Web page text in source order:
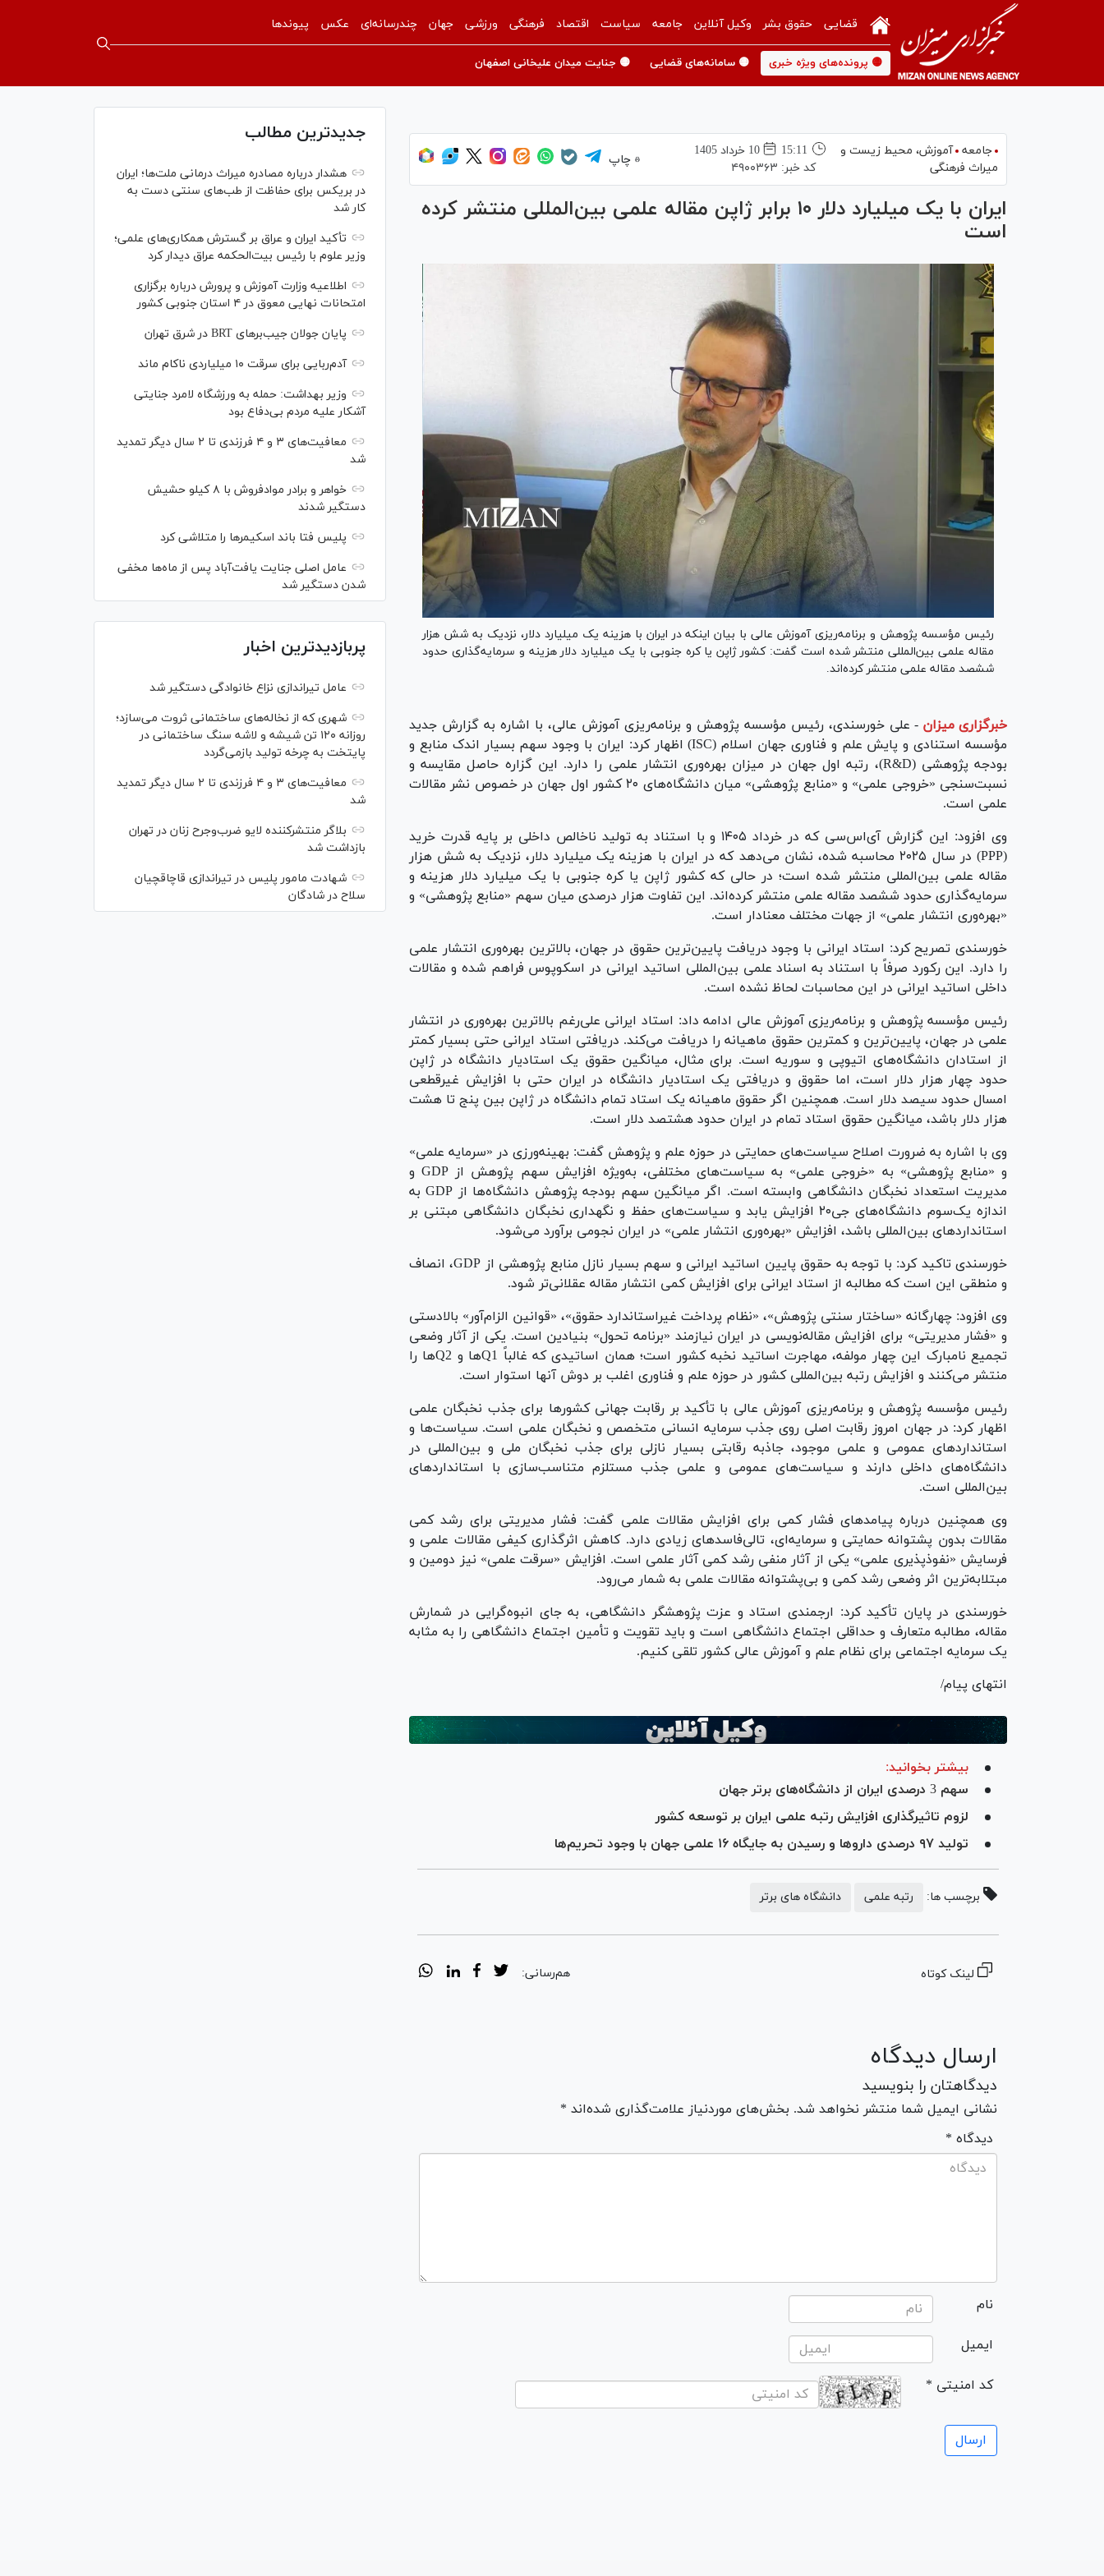
قضایی حقوق بشر وکیل آنلاین جامعه سیاست اقتصاد فرهنگی ورزشی جهان چندرسانه‌ای عکس پیوندها
🟡 پرونده‌های ویژه خبری 🟡 سامانه‌های قضایی 🟡 جنایت میدان علیخانی اصفهان
جامعه آموزش،‌ محیط زیست و
میراث فرهنگی
15:11
10 خرداد 1405
کد خبر: ۴۹۰۰۳۶۳
چاپ
ایران با یک میلیارد دلار ۱۰ برابر ژاپن مقاله علمی بین‌المللی منتشر کرده
است
رئیس مؤسسه پژوهش و برنامه‌ریزی آموزش عالی با بیان اینکه در ایران با هزینه یک میلیارد دلار، نزدیک به شش هزار
مقاله علمی بین‌المللی منتشر شده است گفت: کشور ژاپن یا کره جنوبی با یک میلیارد دلار هزینه و سرمایه‌گذاری حدود
ششصد مقاله علمی منتشر کرده‌اند.
خبرگزاری میزان - علی خورسندی، رئیس مؤسسه پژوهش و برنامه‌ریزی آموزش عالی، با اشاره به گزارش جدید
مؤسسه استنادی و پایش علم و فناوری جهان اسلام (ISC) اظهار کرد: ایران با وجود سهم بسیار اندک منابع و
بودجه پژوهشی (R&D)، رتبه اول جهان در میزان بهره‌وری انتشار علمی را دارد. این گزاره حاصل مقایسه و
نسبت‌سنجی «خروجی علمی» و «منابع پژوهشی» میان دانشگاه‌های ۲۰ کشور اول جهان در خصوص نشر مقالات
علمی است.
وی افزود: این گزارش آی‌اس‌سی که در خرداد ۱۴۰۵ و با استناد به تولید ناخالص داخلی بر پایه قدرت خرید
(PPP) در سال ۲۰۲۵ محاسبه شده، نشان می‌دهد که در ایران با هزینه یک میلیارد دلار، نزدیک به شش هزار
مقاله علمی بین‌المللی منتشر شده است؛ در حالی که کشور ژاپن یا کره جنوبی با یک میلیارد دلار هزینه و
سرمایه‌گذاری حدود ششصد مقاله علمی منتشر کرده‌اند. این تفاوت هزار درصدی میان سهم «منابع پژوهشی» و
«بهره‌وری انتشار علمی» از جهات مختلف معنادار است.
خورسندی تصریح کرد: استاد ایرانی با وجود دریافت پایین‌ترین حقوق در جهان، بالاترین بهره‌وری انتشار علمی
را دارد. این رکورد صرفاً با استناد به اسناد علمی بین‌المللی اساتید ایرانی در اسکوپوس فراهم شده و مقالات
داخلی اساتید ایرانی در این محاسبات لحاظ نشده است.
رئیس مؤسسه پژوهش و برنامه‌ریزی آموزش عالی ادامه داد: استاد ایرانی علی‌رغم بالاترین بهره‌وری در انتشار
علمی در جهان، پایین‌ترین و کمترین حقوق ماهیانه را دریافت می‌کند. دریافتی استاد ایرانی حتی بسیار کمتر
از استادان دانشگاه‌های اتیوپی و سوریه است. برای مثال، میانگین حقوق یک استادیار دانشگاه در ژاپن
حدود چهار هزار دلار است، اما حقوق و دریافتی یک استادیار دانشگاه در ایران حتی با افزایش غیرقطعی
امسال حدود سیصد دلار است. همچنین اگر حقوق ماهیانه یک استاد تمام دانشگاه در ژاپن بین پنج تا هشت
هزار دلار باشد، میانگین حقوق استاد تمام در ایران حدود هشتصد دلار است.
وی با اشاره به ضرورت اصلاح سیاست‌های حمایتی در حوزه علم و پژوهش گفت: بهینه‌ورزی در «سرمایه علمی»
و «منابع پژوهشی» به «خروجی علمی» به سیاست‌های مختلفی، به‌ویژه افزایش سهم پژوهش از GDP و
مدیریت استعداد نخبگان دانشگاهی وابسته است. اگر میانگین سهم بودجه پژوهش دانشگاه‌ها از GDP به
اندازه یک‌سوم دانشگاه‌های جی۲۰ افزایش یابد و سیاست‌های حفظ و نگهداری نخبگان دانشگاهی مبتنی بر
استانداردهای بین‌المللی باشد، افزایش «بهره‌وری انتشار علمی» در ایران نجومی برآورد می‌شود.
خورسندی تاکید کرد: با توجه به حقوق پایین اساتید ایرانی و سهم بسیار نازل منابع پژوهشی از GDP، انصاف
و منطقی این است که مطالبه از استاد ایرانی برای افزایش کمی انتشار مقاله عقلانی‌تر شود.
وی افزود: چهارگانه «ساختار سنتی پژوهش»، «نظام پرداخت غیراستاندارد حقوق»، «قوانین الزام‌آور» بالادستی
و «فشار مدیریتی» برای افزایش مقاله‌نویسی در ایران نیازمند «برنامه تحول» بنیادین است. یکی از آثار وضعی
تجمیع نامبارک این چهار مولفه، مهاجرت اساتید نخبه کشور است؛ همان اساتیدی که غالباً Q1ها و Q2ها را
منتشر می‌کنند و افزایش رتبه بین‌المللی کشور در حوزه علم و فناوری اغلب بر دوش آنها استوار است.
رئیس مؤسسه پژوهش و برنامه‌ریزی آموزش عالی با تأکید بر رقابت جهانی کشورها برای جذب نخبگان علمی
اظهار کرد: در جهان امروز رقابت اصلی روی جذب سرمایه انسانی متخصص و نخبگان علمی است. سیاست‌ها و
استانداردهای عمومی و علمی موجود، جاذبه رقابتی بسیار نازلی برای جذب نخبگان ملی و بین‌المللی در
دانشگاه‌های داخلی دارند و سیاست‌های عمومی و علمی جذب مستلزم متناسب‌سازی با استانداردهای
بین‌المللی است.
وی همچنین درباره پیامدهای فشار کمی برای افزایش مقالات علمی گفت: فشار مدیریتی برای رشد کمی
مقالات بدون پشتوانه حمایتی و سرمایه‌ای، تالی‌فاسدهای زیادی دارد. کاهش اثرگذاری کیفی مقالات علمی و
فرسایش «نفوذپذیری علمی» یکی از آثار منفی رشد کمی آثار علمی است. افزایش «سرقت علمی» نیز دومین و
مبتلابه‌ترین اثر وضعی رشد کمی و بی‌پشتوانه مقالات علمی به شمار می‌رود.
خورسندی در پایان تأکید کرد: ارجمندی استاد و عزت پژوهشگر دانشگاهی، به جای انبوه‌گرایی در شمارش
مقاله، مطالبه متعارف و حداقلی اجتماع دانشگاهی است و باید تقویت و تأمین اجتماع دانشگاهی را به مثابه
یک سرمایه اجتماعی برای نظام علم و آموزش عالی کشور تلقی کنیم.
انتهای پیام/
بیشتر بخوانید:
سهم 3 درصدی ایران از دانشگاه‌های برتر جهان
لزوم تاثیرگذاری افزایش رتبه علمی ایران بر توسعه کشور
تولید ۹۷ درصدی داروها و رسیدن به جایگاه ۱۶ علمی جهان با وجود تحریم‌ها
برچسب ها: رتبه علمی دانشگاه های برتر
لینک کوتاه هم‌رسانی:
ارسال دیدگاه
دیدگاهتان را بنویسید
نشانی ایمیل شما منتشر نخواهد شد. بخش‌های موردنیاز علامت‌گذاری شده‌اند *
* دیدگاه
نام
ایمیل
* کد امنیتی
جدیدترین مطالب
هشدار درباره مصادره میراث درمانی ملت‌ها؛ ایران
در بریکس برای حفاظت از طب‌های سنتی دست به
کار شد
تأکید ایران و عراق بر گسترش همکاری‌های علمی؛
وزیر علوم با رئیس بیت‌الحکمه عراق دیدار کرد
اطلاعیه وزارت آموزش و پرورش درباره برگزاری
امتحانات نهایی معوق در ۴ استان جنوبی کشور
پایان جولان جیب‌بر‌های BRT در شرق تهران
آدم‌ربایی برای سرقت ۱۰ میلیاردی ناکام ماند
وزیر بهداشت: حمله به ورزشگاه لامرد جنایتی
آشکار علیه مردم بی‌دفاع بود
معافیت‌های ۳ و ۴ فرزندی تا ۲ سال دیگر تمدید
شد
خواهر و برادر موادفروش با ۸ کیلو حشیش
دستگیر شدند
پلیس فتا باند اسکیمر‌ها را متلاشی کرد
عامل اصلی جنایت یافت‌آباد پس از ماه‌ها مخفی
شدن دستگیر شد
پربازدیدترین اخبار
عامل تیراندازی نزاع خانوادگی دستگیر شد
شهری که از نخاله‌های ساختمانی ثروت می‌سازد؛
روزانه ۱۲۰ تن شیشه و لاشه سنگ ساختمانی در
پایتخت به چرخه تولید بازمی‌گردد
معافیت‌های ۳ و ۴ فرزندی تا ۲ سال دیگر تمدید
شد
بلاگر منتشرکننده لایو ضرب‌وجرح زنان در تهران
بازداشت شد
شهادت مامور پلیس در تیراندازی قاچاقچیان
سلاح در شادگان